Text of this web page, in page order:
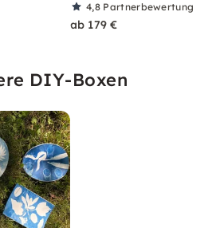
4,8 Partnerbewertung
ab 179 €
DIY-Boxen